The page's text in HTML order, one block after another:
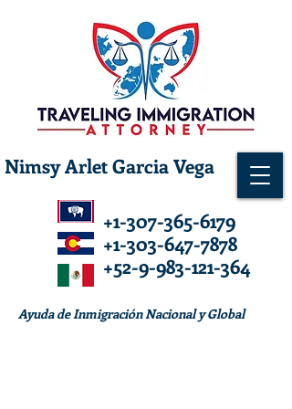
Nimsy Arlet Garcia Vega
+1-307-365-6179
+1-303-647-7878
+52-9-983-121-364
Ayuda de Inmigración Nacional y Global